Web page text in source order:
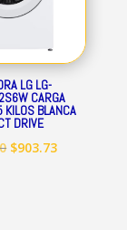
LG LG-
CARGA
KILOS BLANCA
DRIVE
El
$903.73El